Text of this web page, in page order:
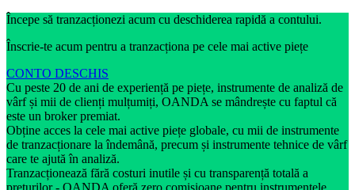
Începe să tranzacționezi acum cu deschiderea rapidă a contului.
Înscrie-te acum pentru a tranzacționa pe cele mai active piețe
CONTO DESCHIS
Cu peste 20 de ani de experiență pe piețe, instrumente de analiză de
vârf și mii de clienți mulțumiți, OANDA se mândrește cu faptul că
este un broker premiat.
Obține acces la cele mai active piețe globale, cu mii de instrumente
de tranzacționare la îndemână, precum și instrumente tehnice de vârf
care te ajută în analiză.
Tranzacționează fără costuri inutile și cu transparență totală a
prețurilor - OANDA oferă zero comisioane pentru instrumentele